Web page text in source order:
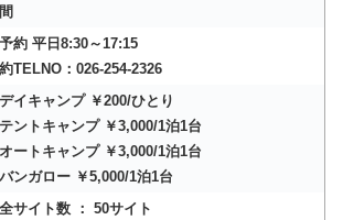
約 平日8:30～17:15
TELNO：026-254-2326
デイキャンプ ￥200/ひとり
テントキャンプ ￥3,000/1泊1台
オートキャンプ ￥3,000/1泊1台
バンガロー ￥5,000/1泊1台
全サイト数 ： 50サイト